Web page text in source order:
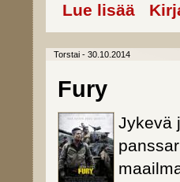
Lue lisää about
Torstai - 30.10.2014
Fury
Jykevä